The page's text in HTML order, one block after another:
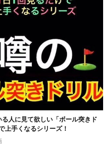
人に見て欲しい「ボール突きド
上手くなるシリーズ！